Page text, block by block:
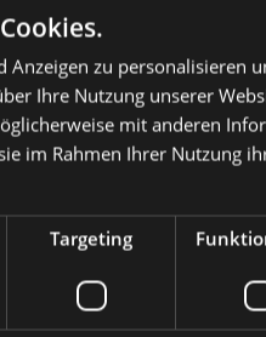
unserer
werden von Grund auf von
Wir verwenden die
werden mit Liebe zum
Ergänzung und Dekoration
schmutzunempfindliches
der Füllung. Der Bezug
Komfort und
zu personalisieren
Ihre Nutzung unserer
mit anderen
im Rahmen Ihrer Nutzung
Targeting